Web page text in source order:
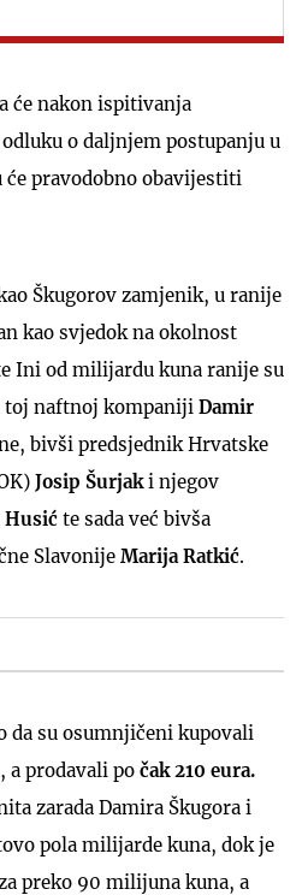
će nakon ispitivanja
o daljnjem postupanju u
će pravodobno obavijestiti
Škugorov zamjenik, u ranije
kao svjedok na okolnost
Ini od milijardu kuna ranije su
naftnoj kompaniji Damir
bivši predsjednik Hrvatske
Josip Šurjaki njegov
Husić te sada već bivša
Slavonije Marija Ratkić.
su osumnjičeni kupovali
a prodavali po čak 210 eura.
zarada Damira Škugora i
pola milijarde kuna, dok je
preko 90 milijuna kuna, a